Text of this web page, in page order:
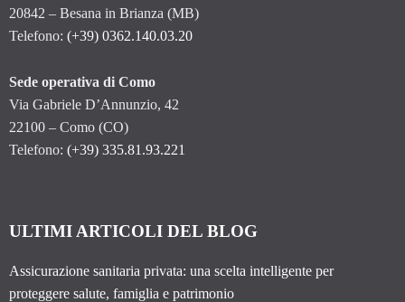
20842 – Besana in Brianza (MB)
Telefono: (+39) 0362.140.03.20
Sede operativa di Como
Via Gabriele D’Annunzio, 42
22100 – Como (CO)
Telefono: (+39) 335.81.93.221
ULTIMI ARTICOLI DEL BLOG
Assicurazione sanitaria privata: una scelta intelligente per
proteggere salute, famiglia e patrimonio